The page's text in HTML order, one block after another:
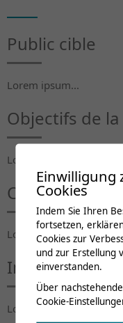
Public cible
Lorem ipsum...
Objectifs de
Lorem ipsum...
Contenu du
Lorem ipsum...
Intervenants
Lorem ipsum...
Einwilligung
Cookies
Indem Sie Ihren
fortsetzen,
Cookies zur
und zur Erstellung
einverstanden.
Über
Cookie-